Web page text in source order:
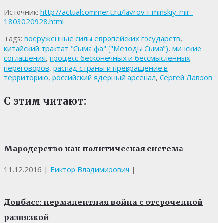
Источник: http://actualcomment.ru/lavrov-i-minskiy-mir-
1803020928.html
Tags: вооруженные силы европейских государств,
китайский трактат "Сыма фа" ("Методы Сыма"), минские
соглашения, процесс бесконечных и бессмысленных
переговоров, распад страны и превращение в
территорию, российский ядерный арсенал, Сергей Лавров
С этим читают:
Мародерство как политическая система
11.12.2016 | Виктор Владимирович |
Донбасс: перманентная война с отсроченной
развязкой